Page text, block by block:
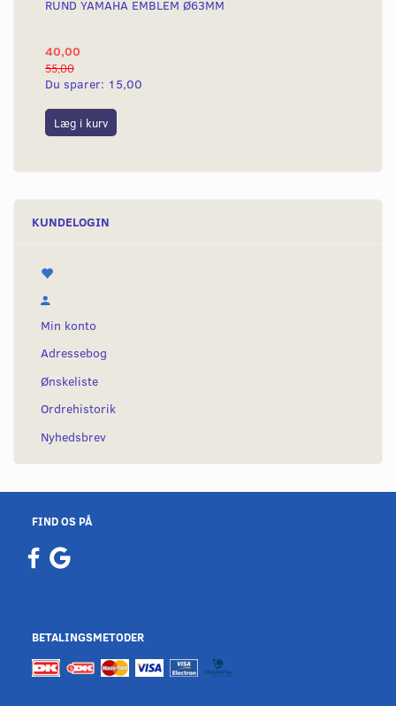
RUND YAMAHA EMBLEM Ø63MM
40,00
55,00
Du sparer: 15,00
Læg i kurv
KUNDELOGIN
Min konto
Adressebog
Ønskeliste
Ordrehistorik
Nyhedsbrev
FIND OS PÅ
BETALINGSMETODER